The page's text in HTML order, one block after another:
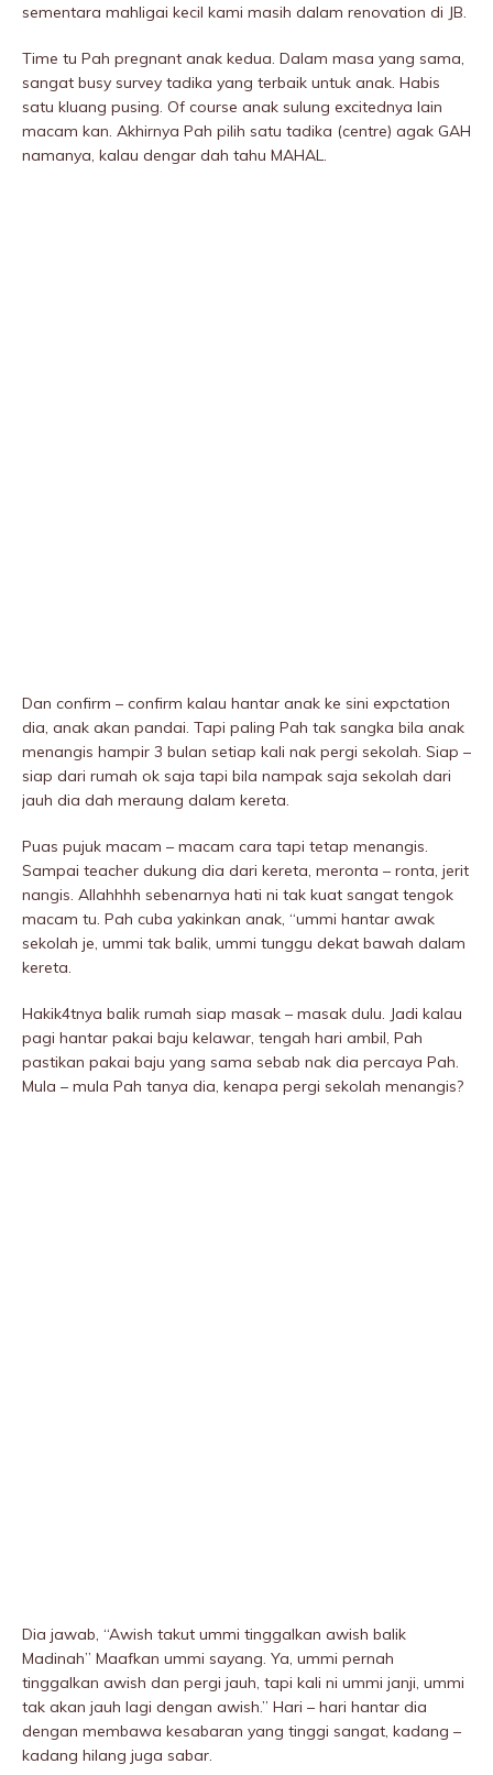
sementara mahligai kecil kami masih dalam renovation di JB.
Time tu Pah pregnant anak kedua. Dalam masa yang sama,
sangat busy survey tadika yang terbaik untuk anak. Habis
satu kluang pusing. Of course anak sulung excitednya lain
macam kan. Akhirnya Pah pilih satu tadika (centre) agak GAH
namanya, kalau dengar dah tahu MAHAL.
Dan confirm – confirm kalau hantar anak ke sini expctation
dia, anak akan pandai. Tapi paling Pah tak sangka bila anak
menangis hampir 3 bulan setiap kali nak pergi sekolah. Siap –
siap dari rumah ok saja tapi bila nampak saja sekolah dari
jauh dia dah meraung dalam kereta.
Puas pujuk macam – macam cara tapi tetap menangis.
Sampai teacher dukung dia dari kereta, meronta – ronta, jerit
nangis. Allahhhh sebenarnya hati ni tak kuat sangat tengok
macam tu. Pah cuba yakinkan anak, “ummi hantar awak
sekolah je, ummi tak balik, ummi tunggu dekat bawah dalam
kereta.
Hakik4tnya balik rumah siap masak – masak dulu. Jadi kalau
pagi hantar pakai baju kelawar, tengah hari ambil, Pah
pastikan pakai baju yang sama sebab nak dia percaya Pah.
Mula – mula Pah tanya dia, kenapa pergi sekolah menangis?
Dia jawab, “Awish takut ummi tinggalkan awish balik
Madinah” Maafkan ummi sayang. Ya, ummi pernah
tinggalkan awish dan pergi jauh, tapi kali ni ummi janji, ummi
tak akan jauh lagi dengan awish.” Hari – hari hantar dia
dengan membawa kesabaran yang tinggi sangat, kadang –
kadang hilang juga sabar.